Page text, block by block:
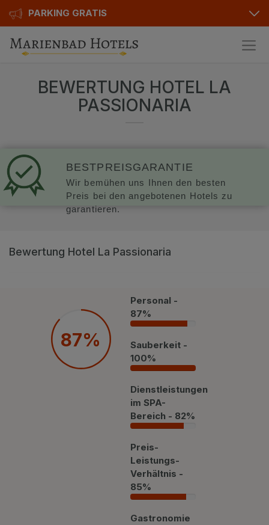
PARKING GRATIS
Ensana Hotels
Orea Hotels
Sonderangebot
Kontakt
Über uns
BEWERTUNG HOTEL LA
PASSIONARIA
BESTPREISGARANTIE
Wir bemühen uns Ihnen den besten
Preis bei den angebotenen Hotels zu
garantieren.
Bewertung Hotel La Passionaria
87%
Personal -
87%
87%
Sauberkeit -
100%
100%
Dienstleistungen
im SPA-
Bereich - 82%
82%
Preis-
Leistungs-
Verhältnis -
85%
85%
Gastronomie